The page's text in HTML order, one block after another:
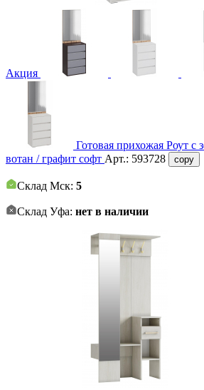
Акция
Готовая прихожая Роут с
вотан / графит софт Арт.: 593728 copy
Склад Мск: 5
Склад Уфа: нет в наличии